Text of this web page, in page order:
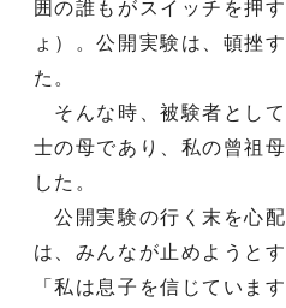
囲の誰もがスイッチを押
ょ）。公開実験は、頓挫
た。
そんな時、被験者とし
士の母であり、私の曾祖
した。
公開実験の行く末を心
は、みんなが止めようと
「私は息子を信じていま